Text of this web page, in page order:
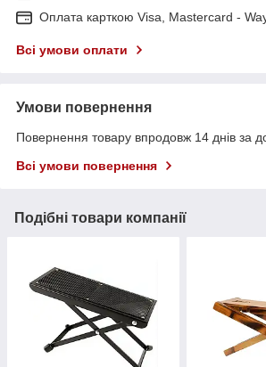
Оплата карткою Visa, Mastercard -
Всі умови оплати
Умови повернення
Повернення товару впродовж 14 днів за
Всі умови повернення
Подібні товари компанії